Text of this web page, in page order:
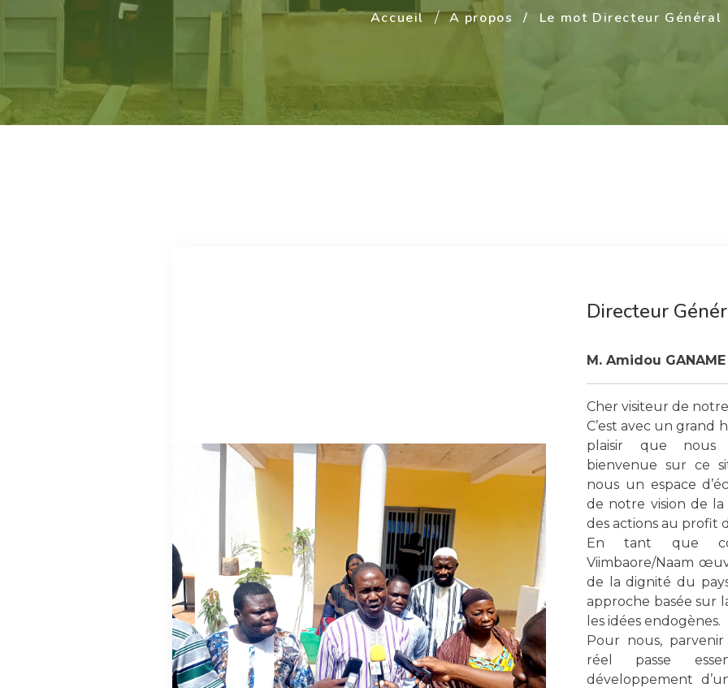
Accueil A propos Le mot Directeur Général
Directeur
M. Amidou GANAME
Cher visiteur de
C’est avec un grand
plaisir que nous
bienvenue sur ce
nous un espace
de notre vision de
des actions au profit
En tant que
Viimbaore/Naam
de la dignité du
approche basée sur
les idées endogènes.
Pour nous,
réel passe
développement